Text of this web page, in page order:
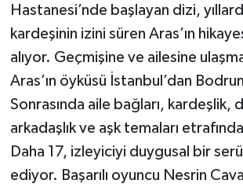
Hastanesi’nde başlayan dizi,
kardeşinin izini süren Aras’ın
alıyor. Geçmişine ve ailesine
Aras’ın öyküsü İstanbul’dan
Sonrasında aile bağları, kardeşlik,
arkadaşlık ve aşk temaları
Daha 17, izleyiciyi duygusal bir
ediyor. Başarılı oyuncu Nesrin